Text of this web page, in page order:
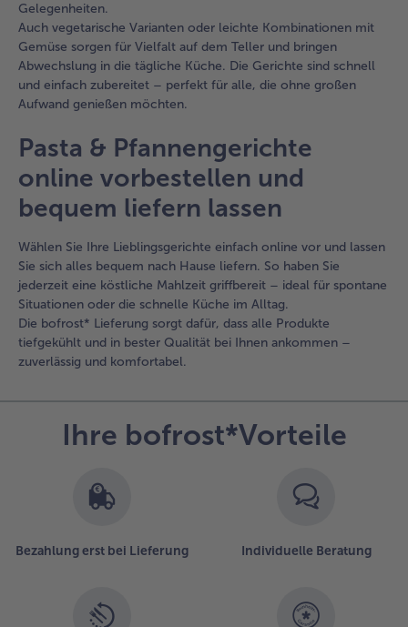
Gelegenheiten.
Auch vegetarische Varianten oder leichte Kombinationen mit
Gemüse sorgen für Vielfalt auf dem Teller und bringen
Abwechslung in die tägliche Küche. Die Gerichte sind schnell
und einfach zubereitet – perfekt für alle, die ohne großen
Aufwand genießen möchten.
Pasta & Pfannengerichte
online vorbestellen und
bequem liefern lassen
Wählen Sie Ihre Lieblingsgerichte einfach online vor und lassen
Sie sich alles bequem nach Hause liefern. So haben Sie
jederzeit eine köstliche Mahlzeit griffbereit – ideal für spontane
Situationen oder die schnelle Küche im Alltag.
Die bofrost* Lieferung sorgt dafür, dass alle Produkte
tiefgekühlt und in bester Qualität bei Ihnen ankommen –
zuverlässig und komfortabel.
Ihre bofrost*Vorteile
Bezahlung erst bei Lieferung Individuelle Beratung